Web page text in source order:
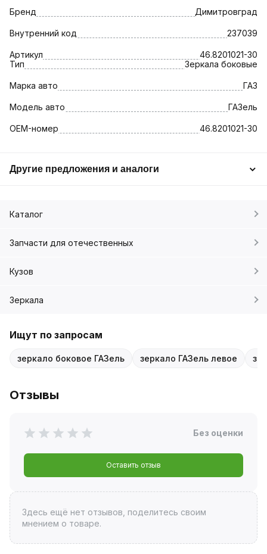
Бренд Димитровград
Внутренний код 237039
Артикул
46.8201021-30
Тип
Зеркала боковые
Марка авто ГАЗ
Модель авто ГАЗель
OEM-номер 46.8201021-30
Другие предложения и аналоги
Каталог
Запчасти для отечественных
Кузов
Зеркала
Ищут по запросам
зеркало боковое ГАЗель зеркало ГАЗель левое
Отзывы
Без оценки
Оставить отзыв
Здесь ещё нет отзывов, поделитесь своим
мнением о товаре.